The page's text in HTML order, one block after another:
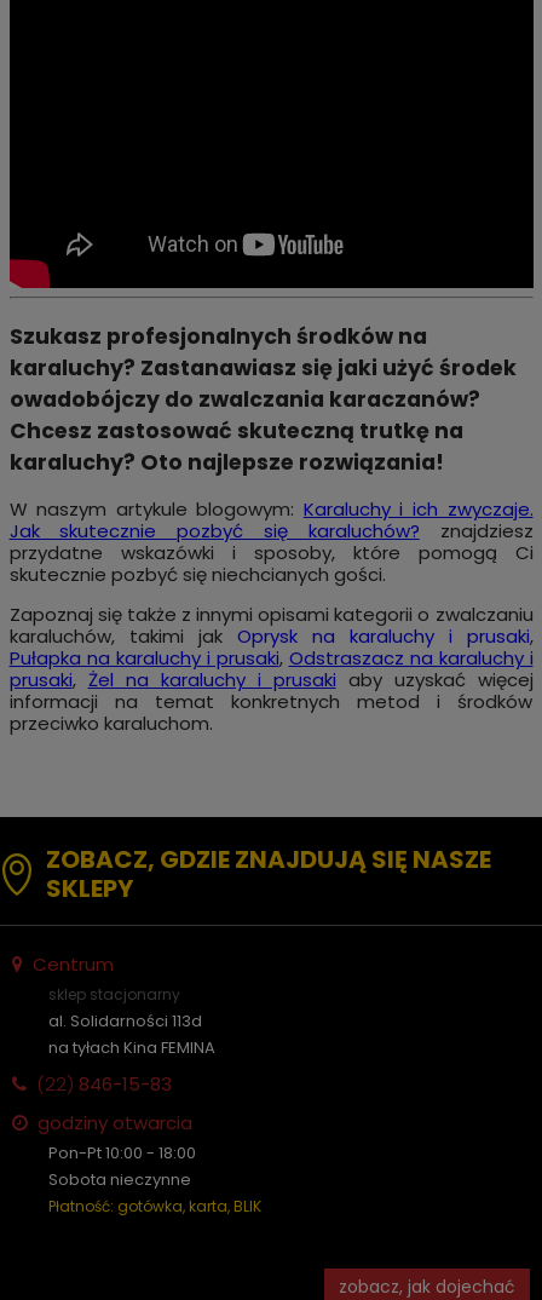
Szukasz profesjonalnych środków na
karaluchy? Zastanawiasz się jaki użyć środek
owadobójczy do zwalczania karaczanów?
Chcesz zastosować skuteczną trutkę na
karaluchy? Oto najlepsze rozwiązania!
W naszym artykule blogowym: Karaluchy i ich zwyczaje.
Jak skutecznie pozbyć się karaluchów? znajdziesz
przydatne wskazówki i sposoby, które pomogą Ci
skutecznie pozbyć się niechcianych gości.
Zapoznaj się także z innymi opisami kategorii o zwalczaniu
karaluchów, takimi jak Oprysk na karaluchy i prusaki,
Pułapka na karaluchy i prusaki, Odstraszacz na karaluchy i
prusaki, Żel na karaluchy i prusaki aby uzyskać więcej
informacji na temat konkretnych metod i środków
przeciwko karaluchom.
ZOBACZ, GDZIE ZNAJDUJĄ SIĘ NASZE
SKLEPY
Centrum
sklep stacjonarny
al. Solidarności 113d
na tyłach Kina FEMINA
(22) 846-15-83
godziny otwarcia
Pon-Pt 10:00 - 18:00
Sobota nieczynne
Płatność: gotówka, karta, BLIK
zobacz, jak dojechać